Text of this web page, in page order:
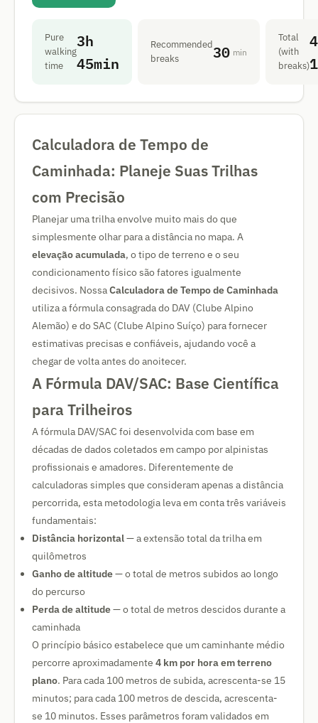
Pure
walking
time
3h
45min
Recommended
breaks
30 min
Total
(with
breaks)
Calculadora de Tempo de
Caminhada: Planeje Suas Trilhas
com Precisão
Planejar uma trilha envolve muito mais do que
simplesmente olhar para a distância no mapa. A
elevação acumulada, o tipo de terreno e o seu
condicionamento físico são fatores igualmente
decisivos. NossaCalculadora de Tempo de Caminhada
utiliza a fórmula consagrada do DAV (Clube Alpino
Alemão) e do SAC (Clube Alpino Suíço) para fornecer
estimativas precisas e confiáveis, ajudando você a
chegar de volta antes do anoitecer.
A Fórmula DAV/SAC: Base Científica
para Trilheiros
A fórmula DAV/SAC foi desenvolvida com base em
décadas de dados coletados em campo por alpinistas
profissionais e amadores. Diferentemente de
calculadoras simples que consideram apenas a distância
percorrida, esta metodologia leva em conta três variáveis
fundamentais:
Distância horizontal— a extensão total da trilha em
quilômetros
Ganho de altitude— o total de metros subidos ao longo
do percurso
Perda de altitude— o total de metros descidos durante a
caminhada
O princípio básico estabelece que um caminhante médio
percorre aproximadamente 4 km por hora em terreno
plano. Para cada 100 metros de subida, acrescenta-se 15
minutos; para cada 100 metros de descida, acrescenta-
se 10 minutos. Esses parâmetros foram validados em